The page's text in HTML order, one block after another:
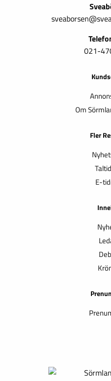
021-
Om
Fler
E-